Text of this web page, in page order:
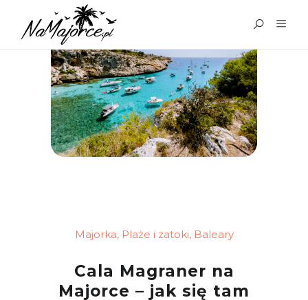
Majorka, Plaże i zatoki, Baleary
Cala Magraner na
Majorce – jak się tam